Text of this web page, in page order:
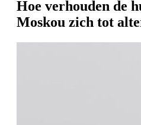
Hoe verhouden de
Moskou zich tot